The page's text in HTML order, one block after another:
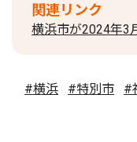
関連リンク
横浜市が2024年3
#横浜 #特別市 #